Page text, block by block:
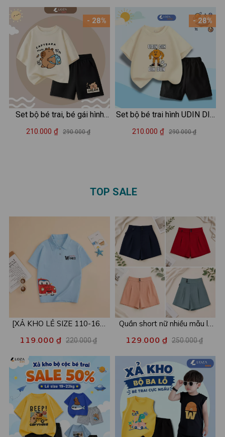
- 28%
Set bộ bé trai, bé gái hình
capybara đeo cặp - Loza
210.000 ₫ 290.000 ₫
42kg - Loza G0188
- 28%
Set bộ bé trai hình UDIN DIN
DIN DUN - Loza Kids SB414
210.000 ₫ 290.000 ₫
[XẢ KHO LẺ SIZE 110-160]
mẫu - Áo trẻ em từ 15-42kg
- Loza Kids XPL001
119.000 ₫ 220.000 ₫
Quần short nữ nhiều mẫu lẻ
còn 99k/c - Loza XA016
129.000 ₫ 250.000 ₫
TOP SALE